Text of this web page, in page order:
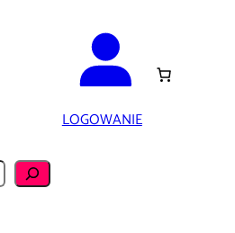
LOGOWANIE